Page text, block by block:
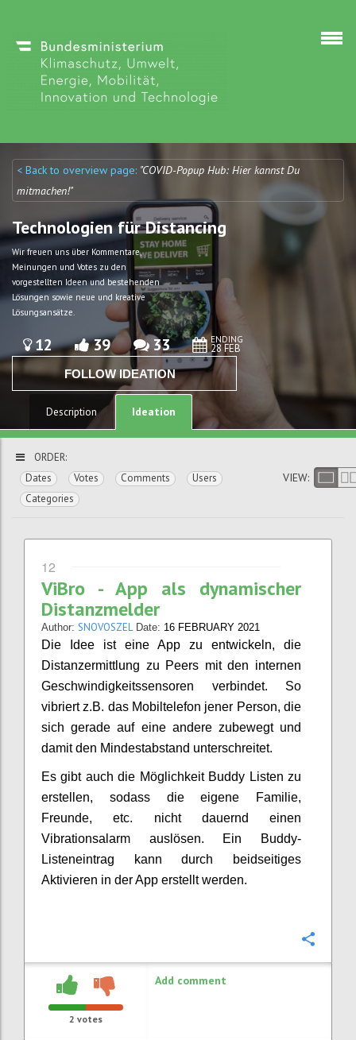
Discuto
Discuto
< Back to overview page: "COVID-Popup Hub: Hier kannst Du
mitmachen!"
Technologien für Distancing
Wir freuen uns über Kommentare,
Meinungen und Votes zu den
vorgestellten Ideen und bestehenden
Lösungen sowie neue und kreative
Lösungsansätze.
12 39 33 ENDING
28 FEB
FOLLOW IDEATION
Description Ideation
ORDER:
Dates
Votes Comments
Users
Categories
VIEW:
12
ViBro - App als dynamischer
Distanzmelder
Author: SNOVOSZEL Date: 16 FEBRUARY 2021
Die Idee ist eine App zu entwickeln, die
Distanzermittlung zu Peers mit den internen
Geschwindigkeitssensoren verbindet. So
vibriert z.B. das Mobiltelefon jener Person, die
sich gerade auf eine andere zubewegt und
damit den Mindestabstand unterschreitet.
Es gibt auch die Möglichkeit Buddy Listen zu
erstellen, sodass die eigene Familie,
Freunde, etc. nicht dauernd einen
Vibrationsalarm auslösen. Ein Buddy-
Listeneintrag kann durch beidseitiges
Aktivieren in der App erstellt werden.
2 votes
Add comment